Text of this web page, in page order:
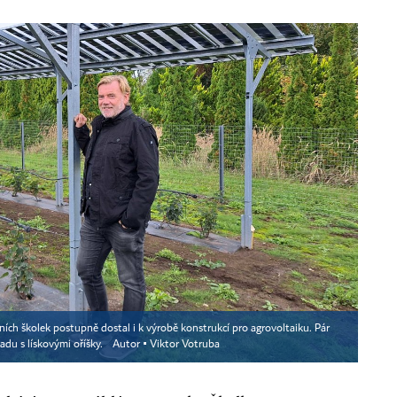
školek postupně dostal i k výrobě konstrukcí pro agrovoltaiku. Pár
s lískovými oříšky.
Autor ▪ Viktor Votruba